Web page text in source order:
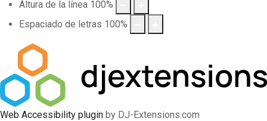
Altura de la línea 100%
Espaciado de letras 100%
Web Accessibility plugin by DJ-Extensions.com